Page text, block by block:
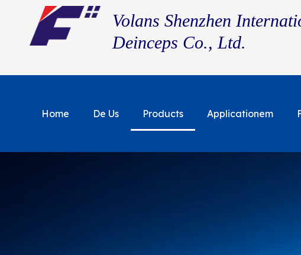
Volans Shenzhen
Deinceps Co., Ltd.
Home De Us Products Applicationem